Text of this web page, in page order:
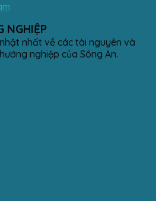
NGHIỆP
nhất về các tài nguyên và
nghiệp của Sông An.